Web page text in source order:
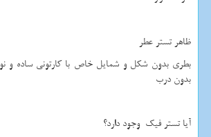
ظاهر تستر عطر
بطری بدون شکل و شمایل خاص با کارتونی ساده و
بدون درب
آیا تستر فیک وجود دارد؟